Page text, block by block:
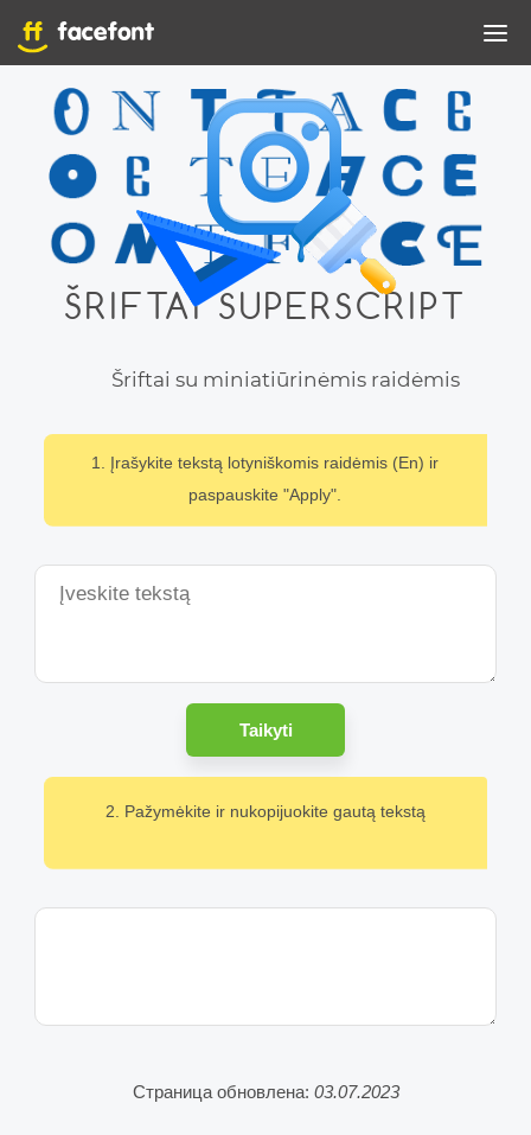
ŠRIFTAI SUPERSCRIPT
Šriftai su miniatiūrinėmis raidėmis
1. Įrašykite tekstą lotyniškomis raidėmis (En) ir
paspauskite "Apply".
Taikyti
2. Pažymėkite ir nukopijuokite gautą tekstą
Страница обновлена: 03.07.2023